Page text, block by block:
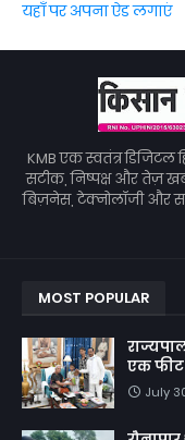
यहाँ पर अपना ऐड लगाएं
KMB एक स्वतंत्र डिजिटल
सटीक, निष्पक्ष और तेज़
बिज़नेस, टेक्नोलॉजी और
MOST POPULAR
एक फीट
July